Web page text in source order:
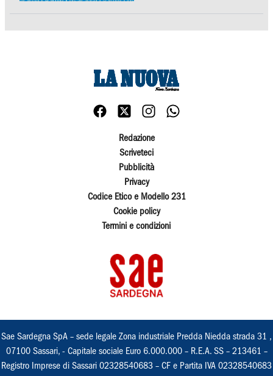
Redazione
Scriveteci
Pubblicità
Privacy
Codice Etico e Modello 231
Cookie policy
Termini e condizioni
Sae Sardegna SpA – sede legale Zona industriale Predda Niedda strada 31 ,
07100 Sassari, - Capitale sociale Euro 6.000.000 – R.E.A. SS – 213461 –
Registro Imprese di Sassari 02328540683 – CF e Partita IVA 02328540683